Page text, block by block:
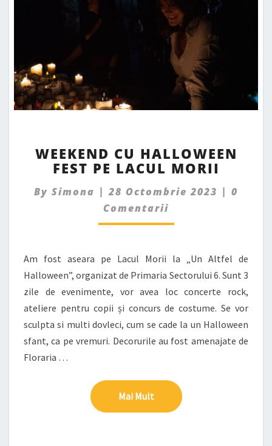
CU
HALLOWEEN
PE
LACUL
MORII
WEEKEND CU HALLOWEEN
FEST PE LACUL MORII
By Simona |28 Octombrie 2023 | 0
Comentarii
Am fost aseara pe Lacul Morii la „Un Altfel de
Halloween”, organizat de Primaria Sectorului 6. Sunt 3
zile de evenimente, vor avea loc concerte rock,
ateliere pentru copii și concurs de costume. Se vor
sculpta si multi dovleci, cum se cade la un Halloween
sfant, ca pe vremuri. Decorurile au fost amenajate de
Floraria …
Mai MultMai Mult